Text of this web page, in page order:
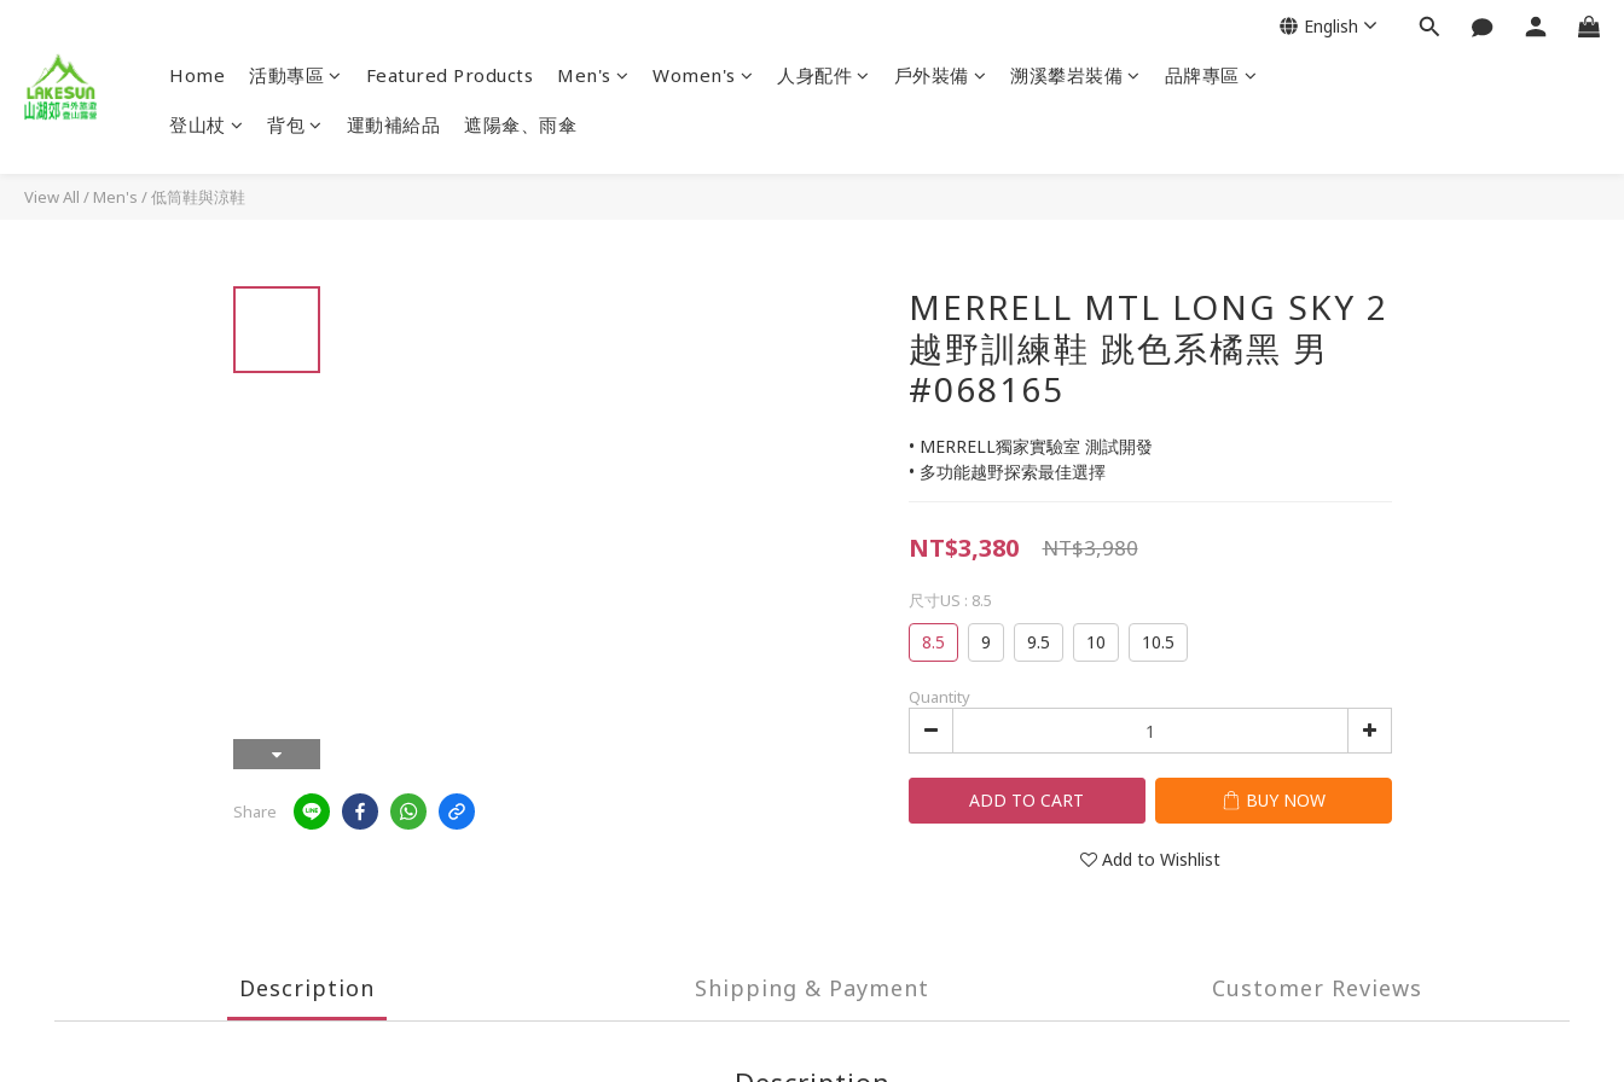
Home 活動專區 Featured Products Men's Women's 人身配件 戶外裝備 溯溪攀岩裝備 品牌專區
登山杖 背包 運動補給品 遮陽傘、雨傘
English
View All / Men's /低筒鞋與涼鞋
Share
MERRELL MTL LONG SKY 2
越野訓練鞋 跳色系橘黑 男
#068165
• MERRELL獨家實驗室 測試開發
• 多功能越野探索最佳選擇
NT$3,380 NT$3,980
尺寸US : 8.5
8.5 9 9.5 10 10.5
Quantity
ADD TO CART BUY NOW
Add to Wishlist
Description Shipping & Payment Customer Reviews